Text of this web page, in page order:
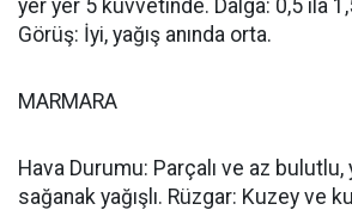
yer yer 5 kuvvetinde. Dalga: 0,5 ila
Görüş: İyi, yağış anında orta.
MARMARA
Hava Durumu: Parçalı ve az
sağanak yağışlı. Rüzgar: Kuzey ve